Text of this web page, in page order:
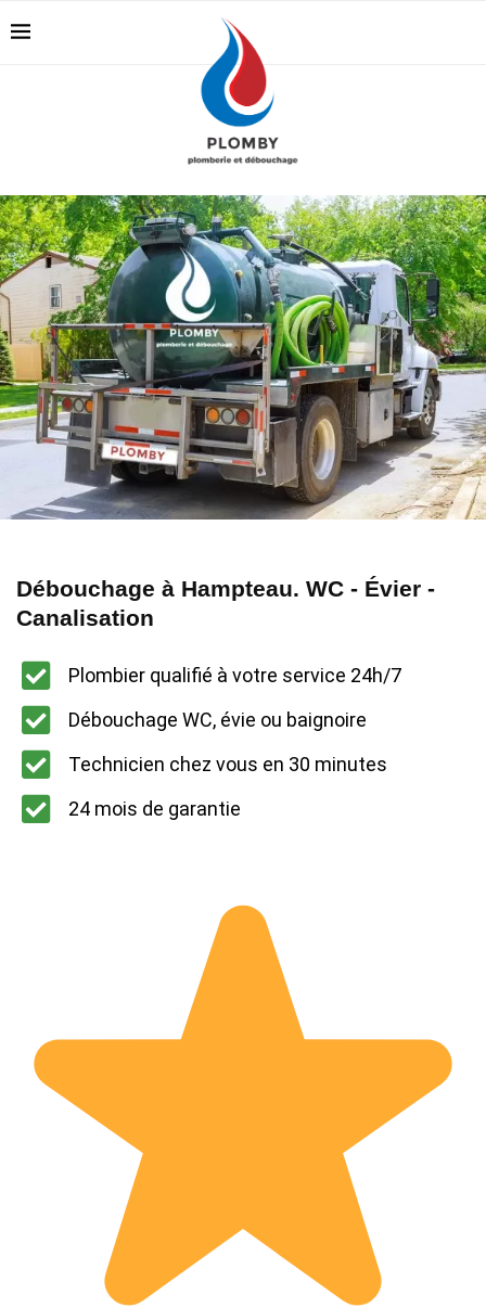
Débouchage à Hampteau. WC - Évier -
Canalisation
Plombier qualifié à votre service 24h/7
Débouchage WC, évie ou baignoire
Technicien chez vous en 30 minutes
24 mois de garantie